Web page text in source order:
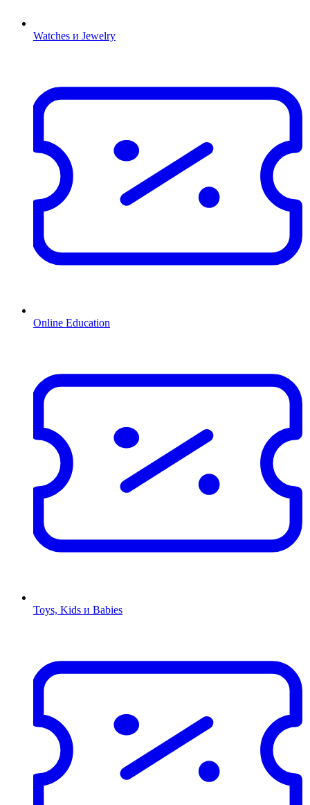
Watches и Jewelry
Online Education
Toys, Kids и Babies